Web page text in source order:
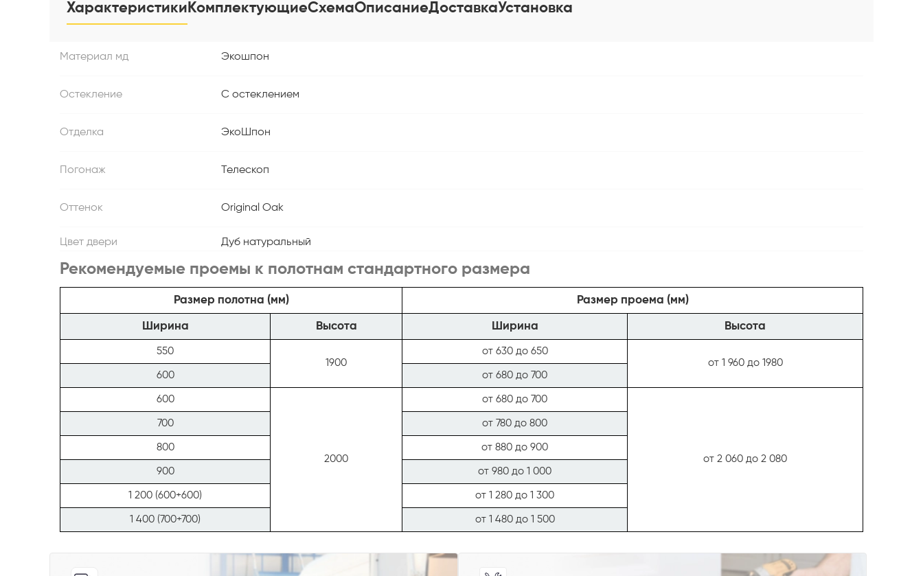
Характеристики КомплектующиеСхемаОписаниеДоставкаУстановка
Материал мд Экошпон
Остекление С остеклением
Отделка ЭкоШпон
Погонаж Телескоп
Оттенок Original Oak
Цвет двери Дуб натуральный
Рекомендуемые проемы к полотнам стандартного размера
Размер полотна (мм) Размер проема (мм)
Ширина Высота Ширина Высота
550
1900
от 630 до 650
от 1 960 до 1980
600
от 680 до 700
600
2000
от 680 до 700
от 2 060 до 2 080
700 от 780 до 800
800 от 880 до 900
900 от 980 до 1 000
1 200 (600+600) от 1 280 до 1 300
1 400 (700+700) от 1 480 до 1 500